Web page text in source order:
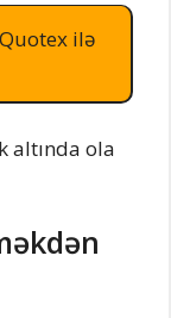
ilə
altında ola